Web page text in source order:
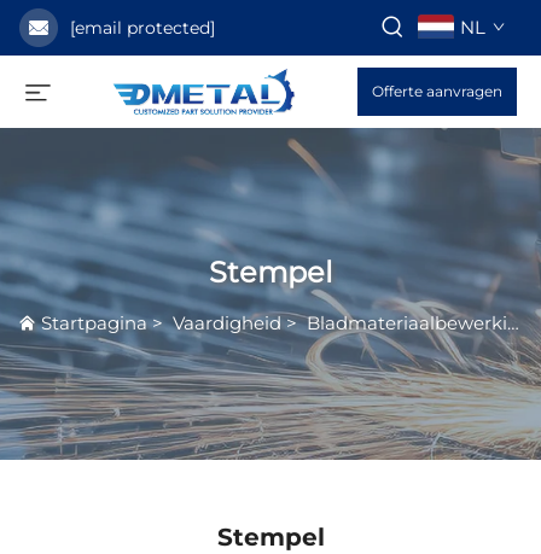
[email protected] NL
Offerte aanvragen
Stempel
Startpagina>Vaardigheid>Bladmateriaalbewerkingservice
Stempel